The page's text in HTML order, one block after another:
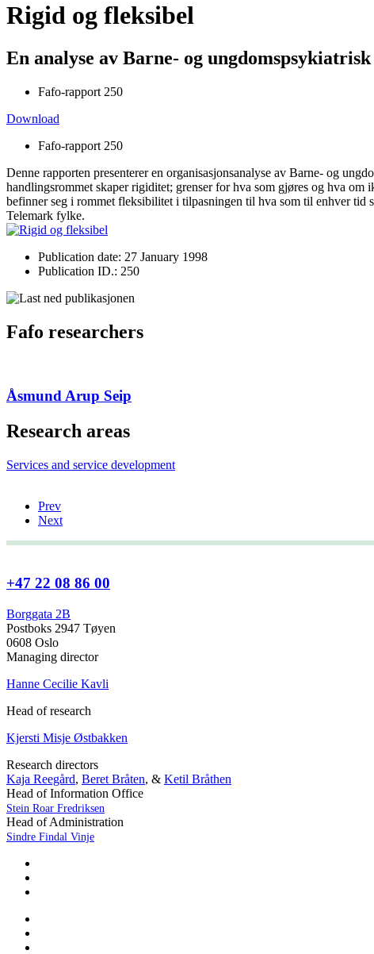
Rigid og fleksibel
En analyse av Barne- og
Fafo-rapport 250
Download
Fafo-rapport 250
Denne rapporten presenterer en organisasjonsanalyse av Barne- og
handlingsrommet skaper rigiditet; grenser for hva som gjøres og hva
befinner seg i rommet fleksibilitet i tilpasningen til hva som til enhver
Telemark fylke.
Publication date: 27 January 1998
Publication ID.: 250
Fafo researchers
Åsmund Arup Seip
Research areas
Services and service development
Prev
Next
+47 22 08 86 00
Borggata 2B
Postboks 2947 Tøyen
0608 Oslo
Managing director
Hanne Cecilie Kavli
Head of research
Kjersti Misje Østbakken
Research directors
Kaja Reegård, Beret Bråten, & Ketil Bråthen
Head of Information Office
Stein Roar Fredriksen
Head of Administration
Sindre Findal Vinje